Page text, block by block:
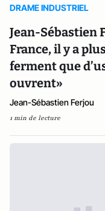
DRAME INDUSTRIEL
Jean-Sébastien
France, il y a
ferment que
ouvrent»
Jean-Sébastien Ferjou
1 min de lecture